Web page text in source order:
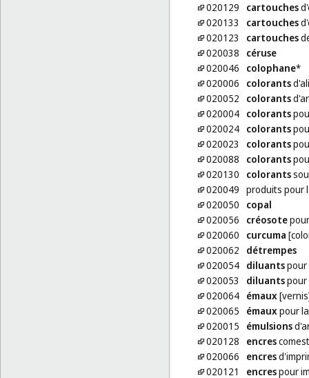
020129
cartouches
020133
cartouches
020123
cartouches
020038
céruse
020046
colophane*
020006
colorants
020052
colorants
020004 colorants
020024 colorants
020023
colorants
020088
colorants
020130
colorants
020049 produits pour
020050
copal
020056
créosote
020060
curcuma
020062
détrempes
020054 diluantspour
020053
diluantspour
020064 émaux
020065
émauxpour
020015
émulsions
020128
encres
020066
encres
020121
encrespour